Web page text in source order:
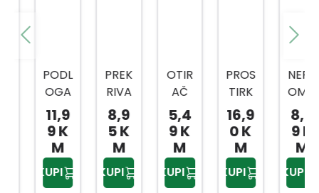
PODL
OGA
KAD
OVAL
NA
11,9
9 K
PREK
RIVA
ALIN
70X7
8,9
5 K
KUPI
OTIR
WEL
COM
DP15
32
5,4
9 K
PROS
TIRK
ANIM
60X6
0CM
16,9
0 K
NEPR
OMO
ČIVA
PROS
DP41
8,9
9 K
KUPI